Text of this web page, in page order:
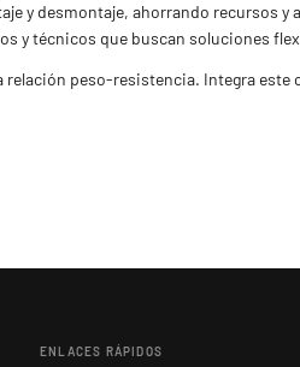
y desmontaje, ahorrando recursos
y técnicos que buscan soluciones
peso-resistencia. Integra
ENLACES RÁPIDOS